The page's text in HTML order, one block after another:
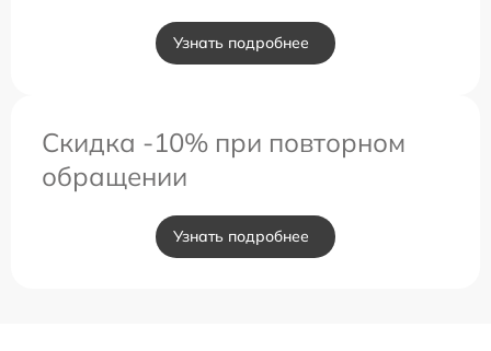
Узнать подробнее
Скидка -10% при повторном
обращении
Узнать подробнее